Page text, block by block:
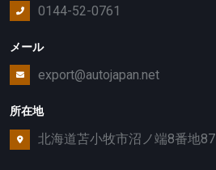
0144-52-0761
メール
export@autojapan.net
所在地
北海道苫小牧市沼ノ端8番地87